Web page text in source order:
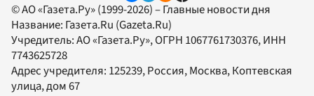
© АО «Газета.Ру» (1999-2026) – Главные новости дня
Название: Газета.Ru (Gazeta.Ru)
Учредитель:АО «Газета.Ру», ОГРН 1067761730376, ИНН
7743625728
Адрес учредителя: 125239, Россия, Москва, Коптевская
улица, дом 67